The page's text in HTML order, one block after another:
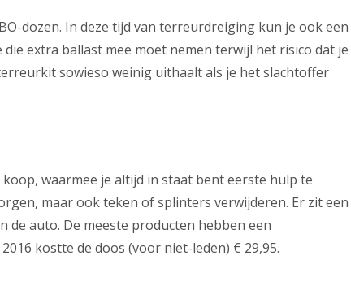
dozen. In deze tijd van terreurdreiging kun je ook een
die extra ballast mee moet nemen terwijl het risico dat je
sowieso weinig uithaalt als je het slachtoffer
waarmee je altijd in staat bent eerste hulp te
maar ook teken of splinters verwijderen. Er zit een
de auto. De meeste producten hebben een
kostte de doos (voor niet-leden) € 29,95.